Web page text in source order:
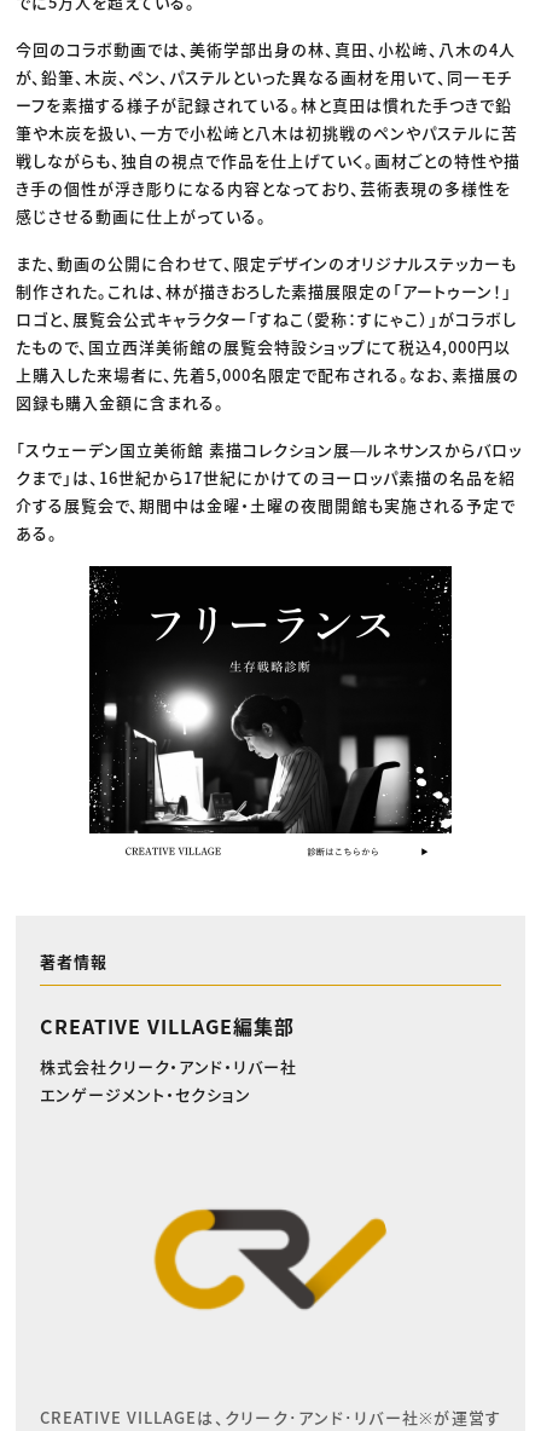
今回のコラボ動画では、美術学部出身の林、真田、小松﨑、八木の4人
が、鉛筆、木炭、ペン、パステルといった異なる画材を用いて、同一モチ
ーフを素描する様子が記録されている。林と真田は慣れた手つきで鉛
筆や木炭を扱い、一方で小松﨑と八木は初挑戦のペンやパステルに苦
戦しながらも、独自の視点で作品を仕上げていく。画材ごとの特性や描
き手の個性が浮き彫りになる内容となっており、芸術表現の多様性を
感じさせる動画に仕上がっている。
また、動画の公開に合わせて、限定デザインのオリジナルステッカーも
制作された。これは、林が描きおろした素描展限定の「アートゥーン！」
ロゴと、展覧会公式キャラクター「すねこ（愛称：すにゃこ）」がコラボし
たもので、国立西洋美術館の展覧会特設ショップにて税込4,000円以
上購入した来場者に、先着5,000名限定で配布される。なお、素描展の
図録も購入金額に含まれる。
「スウェーデン国立美術館 素描コレクション展―ルネサンスからバロッ
クまで」は、16世紀から17世紀にかけてのヨーロッパ素描の名品を紹
介する展覧会で、期間中は金曜・土曜の夜間開館も実施される予定で
ある。
著者情報
CREATIVE VILLAGE編集部
株式会社クリーク・アンド・リバー社
エンゲージメント・セクション
CREATIVE VILLAGEは、クリーク･アンド･リバー社※が運営す